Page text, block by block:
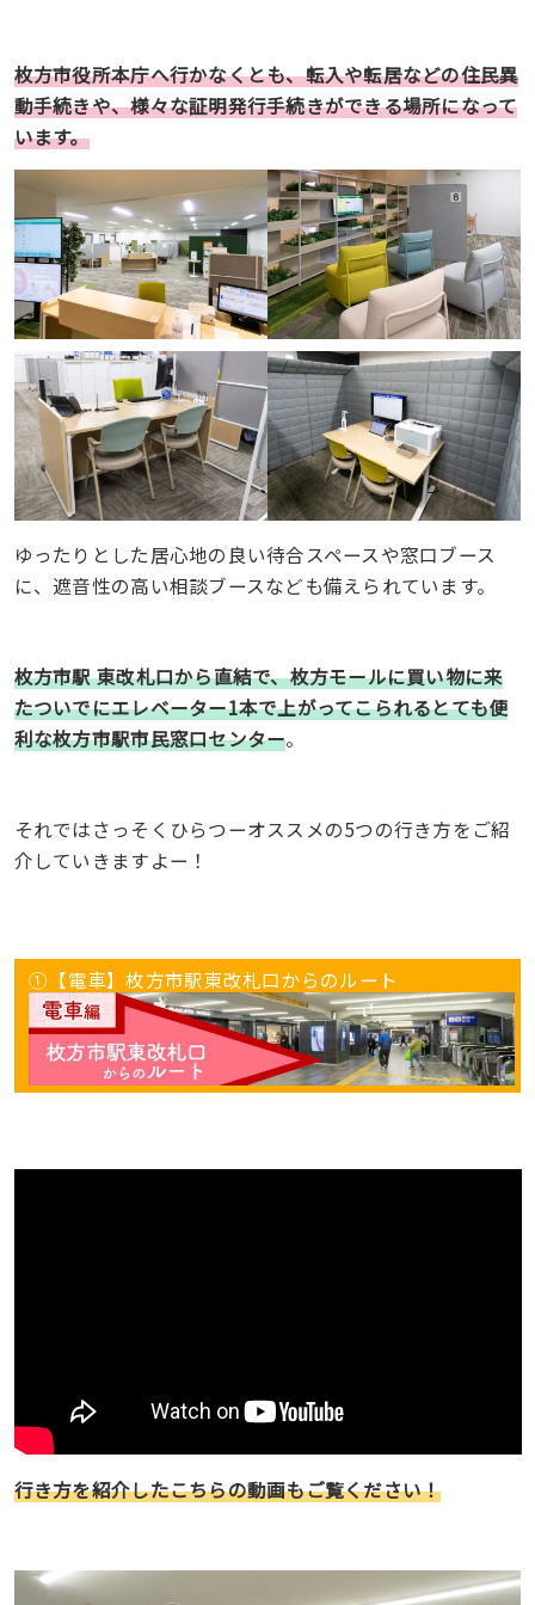
枚方市役所本庁へ行かなくとも、転入や転居などの住民異
動手続きや、様々な証明発行手続きができる場所になって
います。
ゆったりとした居心地の良い待合スペースや窓口ブース
に、遮音性の高い相談ブースなども備えられています。
枚方市駅 東改札口から直結で、枚方モールに買い物に来
たついでにエレベーター1本で上がってこられるとても便
利な枚方市駅市民窓口センター。
それではさっそくひらつーオススメの5つの行き方をご紹
介していきますよー！
①【電車】枚方市駅東改札口からのルート
行き方を紹介したこちらの動画もご覧ください！